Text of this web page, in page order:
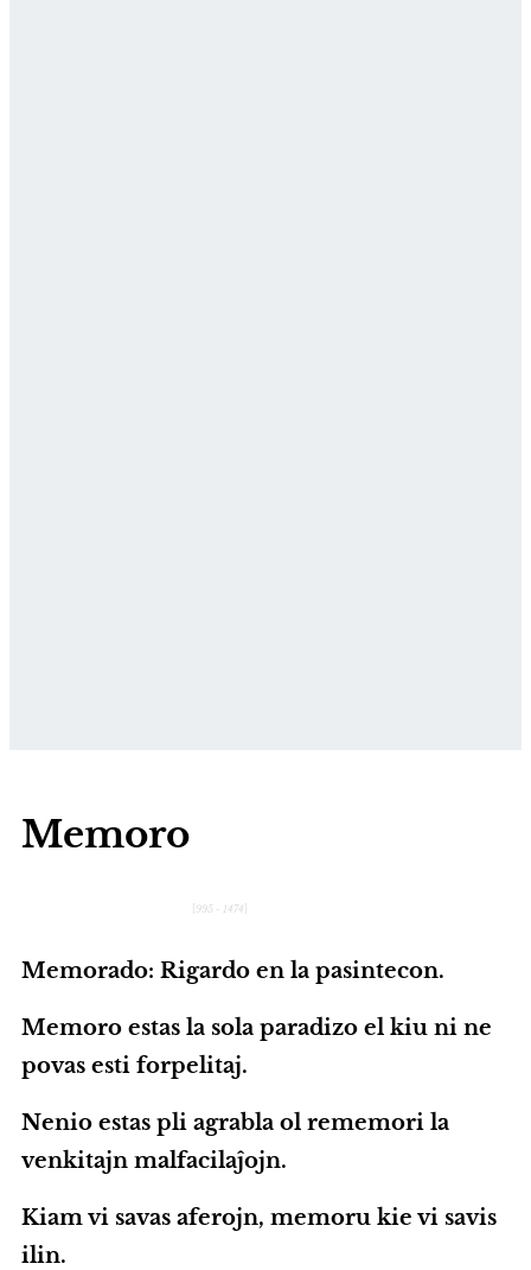
Memoro
995 - 1474
Memorado: Rigardo en la pasintecon.
Memoro estas la sola paradizo el kiu ni ne
povas esti forpelitaj.
Nenio estas pli agrabla ol rememori la
venkitajn malfacilaĵojn.
Kiam vi savas aferojn, memoru kie vi savis
ilin.